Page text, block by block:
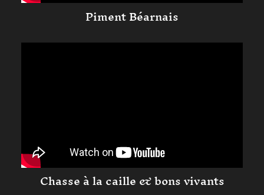
Piment Béarnais
Chasse à la caille & bons vivants